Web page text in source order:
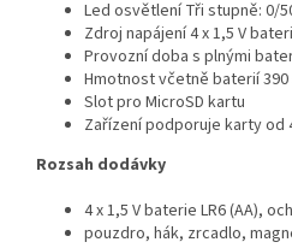
Led osvětlení Tři stupně: 0/
Zdroj napájení 4 x 1,5 V
Provozní doba s plnými
Hmotnost včetně baterií390
Slot pro MicroSD kartu
Zařízení podporuje karty od
Rozsah dodávky
4 x 1,5 V baterie LR6 (AA),
pouzdro, hák, zrcadlo,